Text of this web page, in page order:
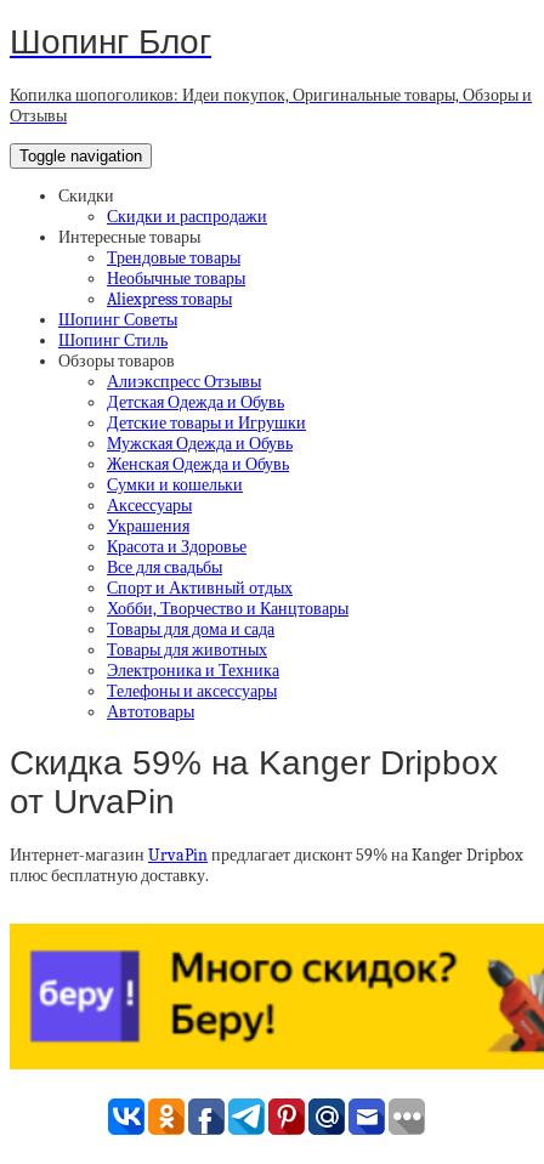
Шопинг Блог
Копилка шопоголиков: Идеи покупок, Оригинальные товары, Обзоры и
Отзывы
Toggle navigation
Скидки
Скидки и распродажи
Интересные товары
Трендовые товары
Необычные товары
Aliexpress товары
Шопинг Советы
Шопинг Стиль
Обзоры товаров
Алиэкспресс Отзывы
Детская Одежда и Обувь
Детские товары и Игрушки
Мужская Одежда и Обувь
Женская Одежда и Обувь
Сумки и кошельки
Аксессуары
Украшения
Красота и Здоровье
Все для свадьбы
Спорт и Активный отдых
Хобби, Творчество и Канцтовары
Товары для дома и сада
Товары для животных
Электроника и Техника
Телефоны и аксессуары
Автотовары
Скидка 59% на Kanger Dripbox
от UrvaPin
Интернет-магазин UrvaPinпредлагает дисконт 59% на Kanger Dripbox
плюс бесплатную доставку.